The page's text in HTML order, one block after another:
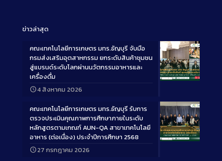
ข่าวล่าสุด
Long
คณะเทคโนโลยีการเกษตร มทร.ธัญบุรี จับมือ
กรมส่งเสริมอุตสาหกรรม ยกระดับสินค้าชุมชน
สู่แบรนด์ระดับโลกผ่านนวัตกรรมอาหารและ
เครื่องดื่ม
4 สิงหาคม 2026
Long
คณะเทคโนโลยีการเกษตร มทร.ธัญบุรี รับการ
ตรวจประเมินคุณภาพการศึกษาภายในระดับ
หลักสูตรตามเกณฑ์ AUN-QA สาขาเทคโนโลยี
อาหาร (ต่อเนื่อง) ประจำปีการศึกษา 2568
27 กรกฎาคม 2026